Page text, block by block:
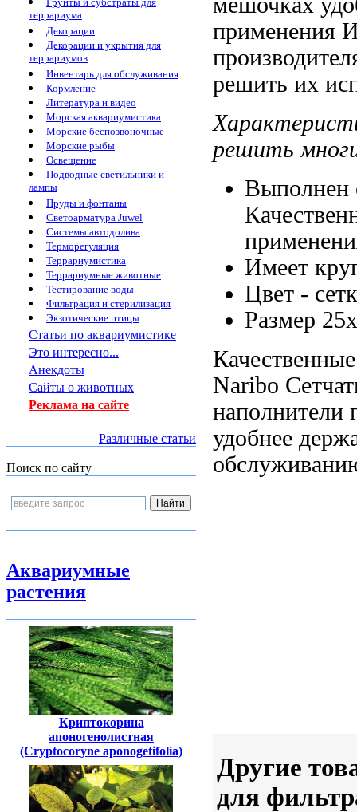
террариума
Декорации
Декорации и укрытия для
террариумов
Инвентарь для обслуживания
Кормление
Литература и видео
Морская аквариумистика
Морские беспозвоночные
Морские рыбы
Освещение
Подводные светильники и
лампы
Пруды и фонтаны
Светоарматура Juwel
Системы автодолива
Терморегуляция
Террариумистика
Террариумные животные
Тестирование воды
Фильтрация и стерилизация
Экзотические птицы
Статьи по аквариумистике
Это интересно...
Анекдоты
Сайты о животных
Реклама на сайте
Различные статьи
Поиск по сайту
Аквариумные
растения
Криптокорина
апоногенолистная
(Cryptocoryne aponogetifolia)
применения
решить их
решить
Выполнен
Имеет
Цвет -
Размер
Naribo
наполнители
удобнее
Другие
для